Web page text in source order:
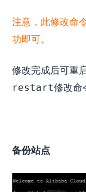
注意，此修改命
功即可。
修改完成后可重
restart修改命
备份站点